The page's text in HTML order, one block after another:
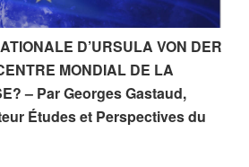
D’URSULA VON DER
MONDIAL DE LA
– Par Georges Gastaud,
Études et Perspectives du